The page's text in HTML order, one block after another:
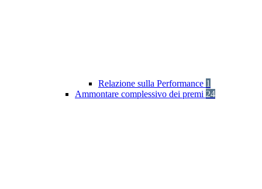
Relazione sulla Performance 1
Ammontare complessivo dei premi 24